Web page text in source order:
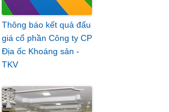
Thông báo kết quả đấu
giá cổ phần Công ty CP
Địa ốc Khoáng sản -
TKV